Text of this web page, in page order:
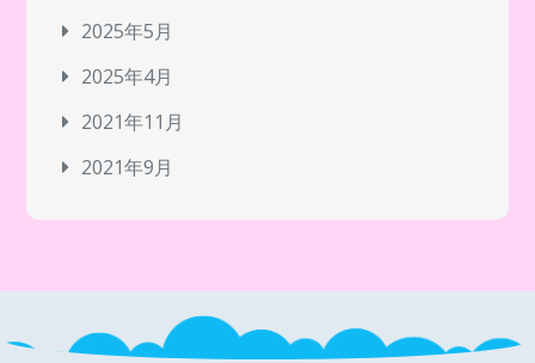
2025年5月
2025年4月
2021年11月
2021年9月